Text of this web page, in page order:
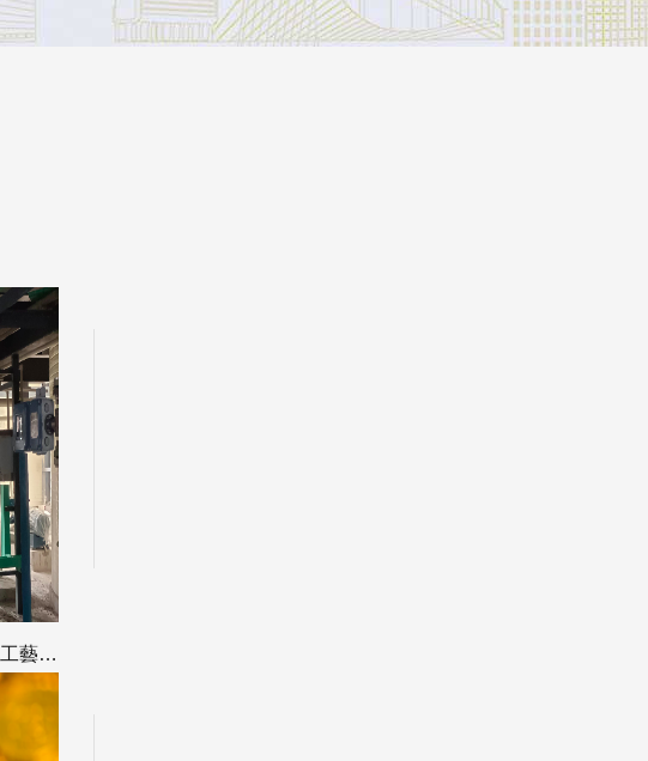
案例分享 | 15mg/L→0.27mg/L!科海思定制化工藝靶向破解鋰液除雜深度痛點